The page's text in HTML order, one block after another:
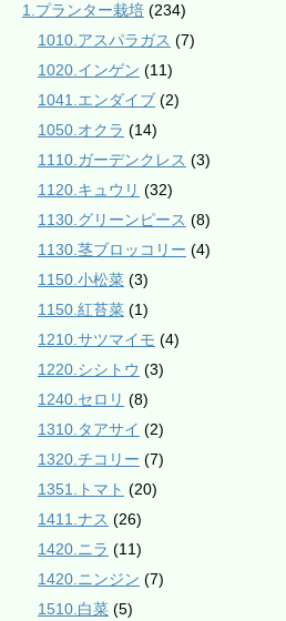
1.プランター栽培 (234)
1010.アスパラガス (7)
1020.インゲン (11)
1041.エンダイブ (2)
1050.オクラ (14)
1110.ガーデンクレス (3)
1120.キュウリ (32)
1130.グリーンピース (8)
1130.茎ブロッコリー (4)
1150.小松菜 (3)
1150.紅苔菜 (1)
1210.サツマイモ (4)
1220.シシトウ (3)
1240.セロリ (8)
1310.タアサイ (2)
1320.チコリー (7)
1351.トマト (20)
1411.ナス (26)
1420.ニラ (11)
1420.ニンジン (7)
1510.白菜 (5)